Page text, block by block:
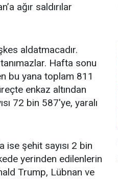
ağır saldırılar
aldatmacadır.
Hafta sonu
bu yana toplam 811
enkaz altından
72 bin 587'ye, yaralı
ise şehit sayısı 2 bin
yerinden edilenlerin
Trump, Lübnan ve